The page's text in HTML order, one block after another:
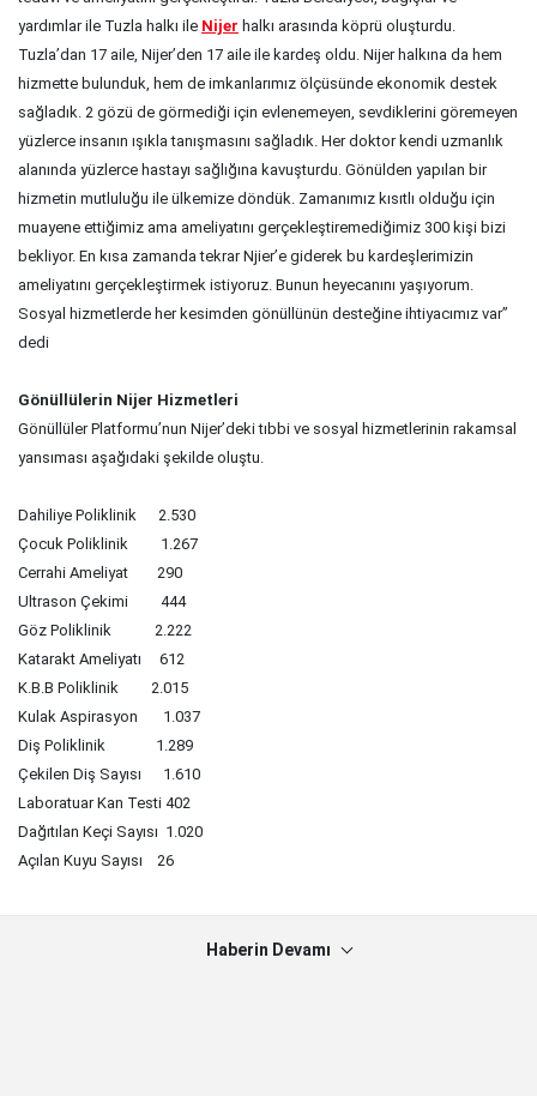
yardımlar ile Tuzla halkı ile Nijer halkı arasında köprü oluşturdu.
Tuzla’dan 17 aile, Nijer’den 17 aile ile kardeş oldu. Nijer halkına da hem
hizmette bulunduk, hem de imkanlarımız ölçüsünde ekonomik destek
sağladık. 2 gözü de görmediği için evlenemeyen, sevdiklerini göremeyen
yüzlerce insanın ışıkla tanışmasını sağladık. Her doktor kendi uzmanlık
alanında yüzlerce hastayı sağlığına kavuşturdu. Gönülden yapılan bir
hizmetin mutluluğu ile ülkemize döndük. Zamanımız kısıtlı olduğu için
muayene ettiğimiz ama ameliyatını gerçekleştiremediğimiz 300 kişi bizi
bekliyor. En kısa zamanda tekrar Njier’e giderek bu kardeşlerimizin
ameliyatını gerçekleştirmek istiyoruz. Bunun heyecanını yaşıyorum.
Sosyal hizmetlerde her kesimden gönüllünün desteğine ihtiyacımız var”
dedi
Gönüllülerin Nijer Hizmetleri
Gönüllüler Platformu’nun Nijer’deki tıbbi ve sosyal hizmetlerinin rakamsal
yansıması aşağıdaki şekilde oluştu.
Dahiliye Poliklinik 2.530
Çocuk Poliklinik 1.267
Cerrahi Ameliyat 290
Ultrason Çekimi 444
Göz Poliklinik 2.222
Katarakt Ameliyatı 612
K.B.B Poliklinik 2.015
Kulak Aspirasyon 1.037
Diş Poliklinik 1.289
Çekilen Diş Sayısı 1.610
Laboratuar Kan Testi 402
Dağıtılan Keçi Sayısı 1.020
Açılan Kuyu Sayısı 26
Haberin Devamı